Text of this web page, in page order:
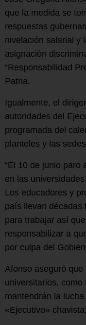
que la medida se
respuestas
nivelación salarial y
asignación
“Responsabilidad
Patria.
Igualmente, el
autoridades del
programada del
planteles y las
“El 10 de junio paro
en las
Los educadores y
país llevan décadas
para trabajar así
responsabilizar a
por culpa del
Afonso aseguró
universitarios,
mantendrán la
«Ejecutivo»